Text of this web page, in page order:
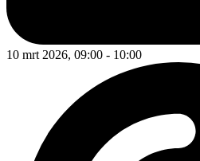
10 mrt 2026, 09:00 - 10:00